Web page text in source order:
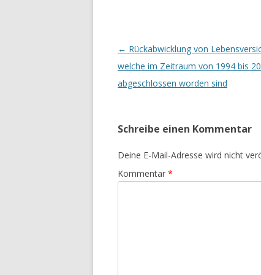
Post navigation
← Rückabwicklung von
welche im Zeitraum von 1994 bis
abgeschlossen worden sind
Schreibe einen Kommentar
Deine E-Mail-Adresse wird nicht
Kommentar *